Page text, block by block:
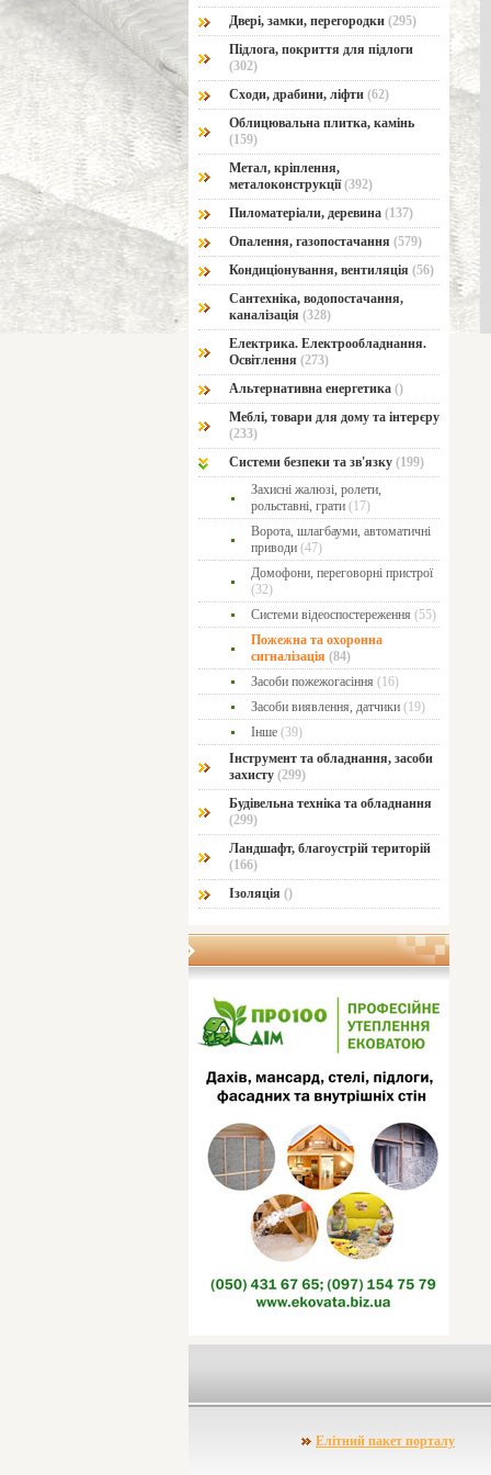
Двері, замки, перегородки (295)
Підлога, покриття для підлоги
(302)
Сходи, драбини, ліфти (62)
Облицювальна плитка, камінь
(159)
Метал, кріплення,
металоконструкції(392)
Пиломатеріали, деревина (137)
Опалення, газопостачання (579)
Кондиціонування, вентиляція (56)
Сантехніка, водопостачання,
каналізація (328)
Електрика. Електрообладнання.
Освітлення (273)
Альтернативна енергетика ()
Меблі, товари для дому та інтерєру
(233)
Системи безпеки та зв'язку (199)
Захисні жалюзі, ролети,
рольставні, грати (17)
Ворота, шлагбауми, автоматичні
приводи (47)
Домофони, переговорні пристрої
(32)
Системи відеоспостереження (55)
Пожежна та охоронна
сигналізація (84)
Засоби пожежогасіння (16)
Засоби виявлення, датчики (19)
Інше (39)
Інструмент та обладнання, засоби
захисту (299)
Будівельна техніка та обладнання
(299)
Ландшафт, благоустрій територій
(166)
Ізоляція ()
Елітний пакет порталу